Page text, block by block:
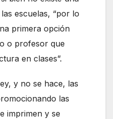
escuelas, “por lo
primera opción
o profesor que
en clases”.
y no se hace, las
las
imprimen y se